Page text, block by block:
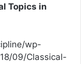
Topics in
wp-
09/Classical-